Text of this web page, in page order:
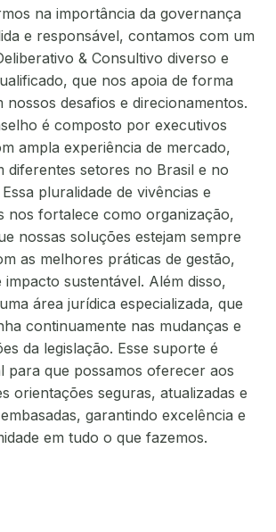
na importância da governança
e responsável, contamos com um
& Consultivo diverso e
que nos apoia de forma
nossos desafios e direcionamentos.
é composto por executivos
ampla experiência de mercado,
diferentes setores no Brasil e no
pluralidade de vivências e
nos fortalece como organização,
nossas soluções estejam sempre
as melhores práticas de gestão,
impacto sustentável. Além disso,
área jurídica especializada, que
continuamente nas mudanças e
da legislação. Esse suporte é
para que possamos oferecer aos
orientações seguras, atualizadas e
garantindo excelência e
em tudo o que fazemos.